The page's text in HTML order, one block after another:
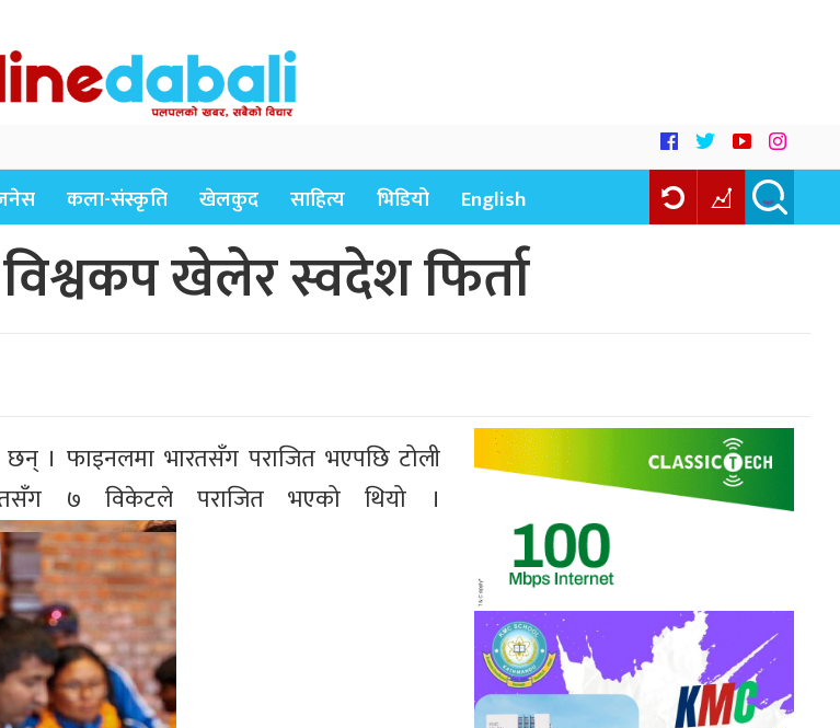
कला-संस्कृति खेलकुद साहित्य भिडियो English
विश्वकप खेलेर स्वदेश फिर्ता
छन् । फाइनलमा भारतसँग पराजित भएपछि टोली
७ विकेटले पराजित भएको थियो ।